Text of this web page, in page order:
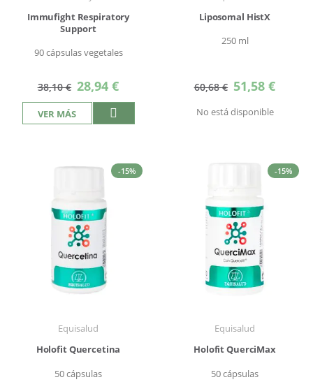
Immufight Respiratory
Support
90 cápsulas vegetales
38,10 € Precio
especial
28,94 €
VER MÁS
Liposomal HistX
250 ml
60,68 € Precio
especial
51,58 €
No está disponible
-15%
Equisalud
Holofit Quercetina
50 cápsulas
-15%
Equisalud
Holofit QuerciMax
50 cápsulas